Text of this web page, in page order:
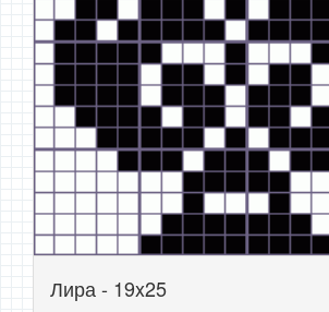
Лира - 19x25